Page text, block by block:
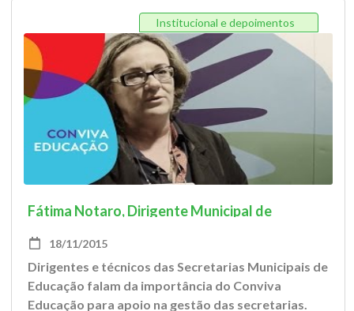
Institucional e depoimentos
Fátima Notaro, Dirigente Municipal de
18/11/2015
Dirigentes e técnicos das Secretarias Municipais de
Educação falam da importância do Conviva
Educação para apoio na gestão das secretarias.